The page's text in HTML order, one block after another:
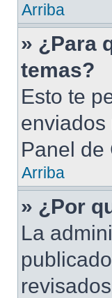
Arriba
» ¿Para
temas?
Esto te
enviados
Panel de
Arriba
» ¿Por
La